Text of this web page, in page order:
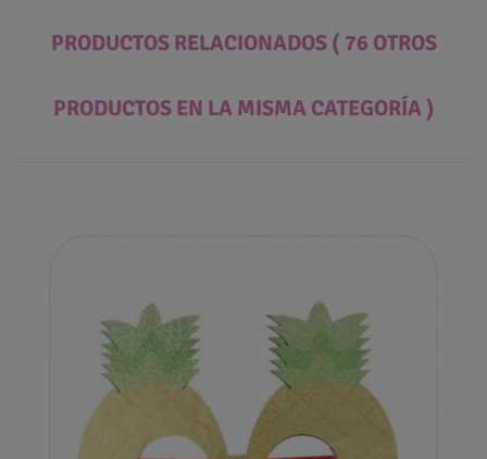
PRODUCTOS RELACIONADOS ( 76 OTROS
PRODUCTOS EN LA MISMA CATEGORÍA )